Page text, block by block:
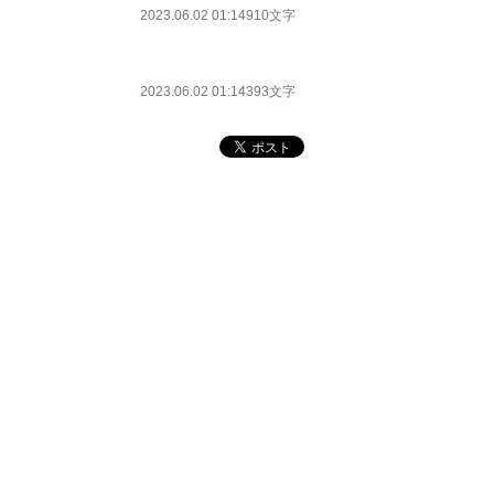
2023.06.02 01:14910文字
2023.06.02 01:14393文字